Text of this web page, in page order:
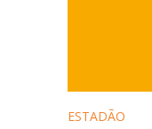
ESTADÃO